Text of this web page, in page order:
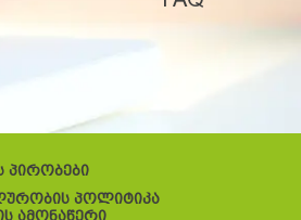
პირობები
პოლიტიკა
ამონაწერი